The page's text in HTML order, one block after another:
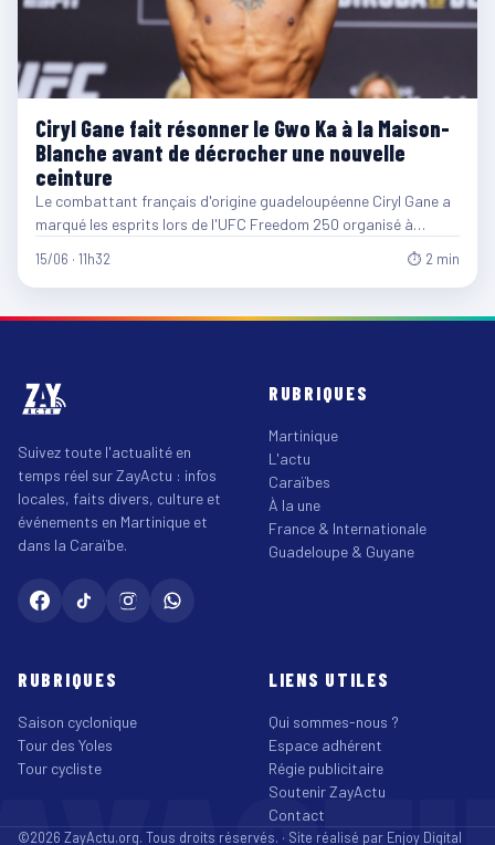
Ciryl Gane fait résonner le Gwo Ka à la Maison-
Blanche avant de décrocher une nouvelle
ceinture
Le combattant français d'origine guadeloupéenne Ciryl Gane a
marqué les esprits lors de l'UFC Freedom 250 organisé à…
15/06 · 11h32 ⏱ 2 min
Suivez toute l'actualité en
temps réel sur ZayActu : infos
locales, faits divers, culture et
événements en Martinique et
dans la Caraïbe.
RUBRIQUES
Martinique
L'actu
Caraïbes
À la une
France & Internationale
Guadeloupe & Guyane
RUBRIQUES
Saison cyclonique
Tour des Yoles
Tour cycliste
LIENS UTILES
Qui sommes-nous ?
Espace adhérent
Régie publicitaire
Soutenir ZayActu
Contact
©2026 ZayActu.org. Tous droits réservés. · Site réalisé par Enjoy Digital